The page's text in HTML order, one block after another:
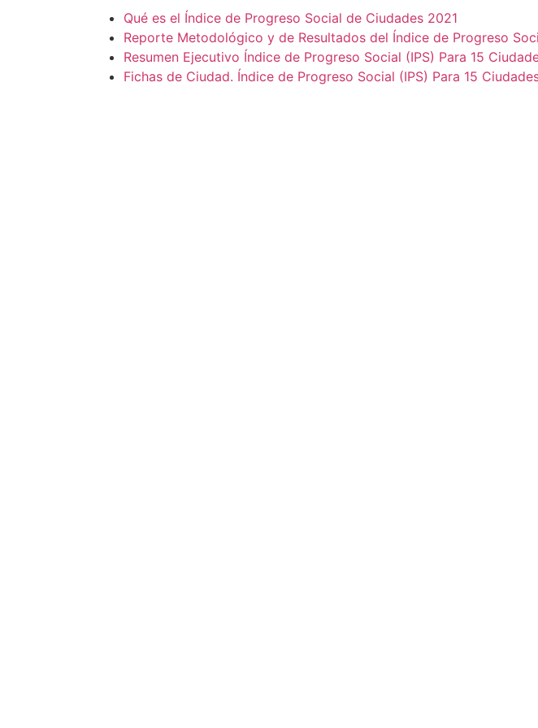
Qué es el Índice de Progreso Social de Ciudades 2021
Reporte Metodológico y de Resultados del Índice de Progreso
Resumen Ejecutivo Índice de Progreso Social (IPS) Para 15
Fichas de Ciudad. Índice de Progreso Social (IPS) Para 15